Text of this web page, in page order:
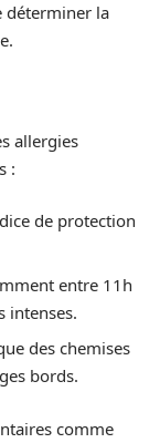
déterminer la
allergies
:
de protection
entre 11h
intenses.
des chemises
bords.
comme